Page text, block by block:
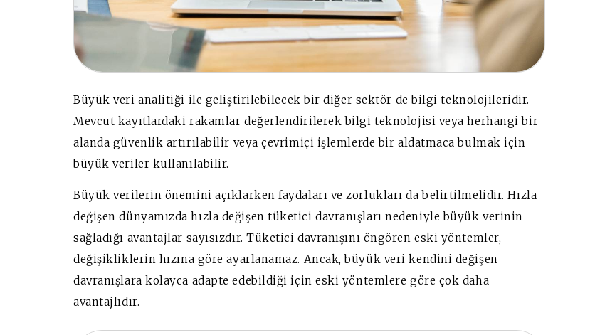
Büyük veri analitiği ile geliştirilebilecek bir diğer sektör de bilgi teknolojileridir.
Mevcut kayıtlardaki rakamlar değerlendirilerek bilgi teknolojisi veya herhangi bir
alanda güvenlik artırılabilir veya çevrimiçi işlemlerde bir aldatmaca bulmak için
büyük veriler kullanılabilir.
Büyük verilerin önemini açıklarken faydaları ve zorlukları da belirtilmelidir. Hızla
değişen dünyamızda hızla değişen tüketici davranışları nedeniyle büyük verinin
sağladığı avantajlar sayısızdır. Tüketici davranışını öngören eski yöntemler,
değişikliklerin hızına göre ayarlanamaz. Ancak, büyük veri kendini değişen
davranışlara kolayca adapte edebildiği için eski yöntemlere göre çok daha
avantajlıdır.